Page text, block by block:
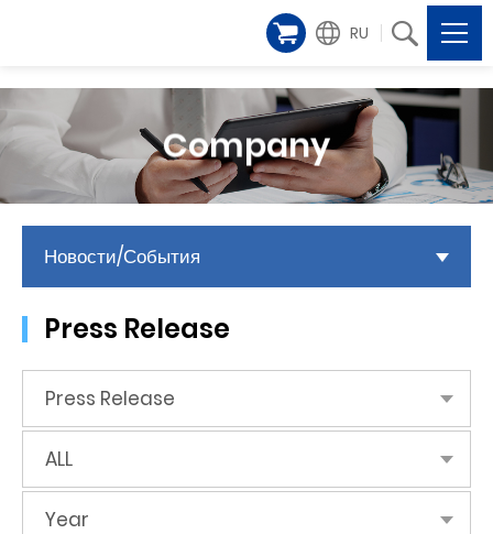
RU
Company
Новости/События
Press Release
Press Release
ALL
Year